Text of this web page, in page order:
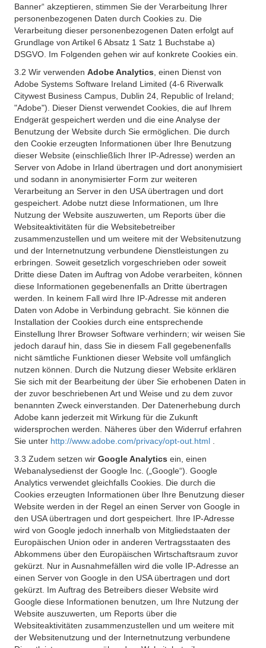
Banner“ akzeptieren, stimmen Sie der Verarbeitung Ihrer
personenbezogenen Daten durch Cookies zu. Die
Verarbeitung dieser personenbezogenen Daten erfolgt auf
Grundlage von Artikel 6 Absatz 1 Satz 1 Buchstabe a)
DSGVO. Im Folgenden gehen wir auf konkrete Cookies ein.
3.2 Wir verwenden Adobe Analytics , einen Dienst von
Adobe Systems Software Ireland Limited (4-6 Riverwalk
Citywest Business Campus, Dublin 24, Republic of Ireland;
"Adobe"). Dieser Dienst verwendet Cookies, die auf Ihrem
Endgerät gespeichert werden und die eine Analyse der
Benutzung der Website durch Sie ermöglichen. Die durch
den Cookie erzeugten Informationen über Ihre Benutzung
dieser Website (einschließlich Ihrer IP-Adresse) werden an
Server von Adobe in Irland übertragen und dort anonymisiert
und sodann in anonymisierter Form zur weiteren
Verarbeitung an Server in den USA übertragen und dort
gespeichert. Adobe nutzt diese Informationen, um Ihre
Nutzung der Website auszuwerten, um Reports über die
Websiteaktivitäten für die Websitebetreiber
zusammenzustellen und um weitere mit der Websitenutzung
und der Internetnutzung verbundene Dienstleistungen zu
erbringen. Soweit gesetzlich vorgeschrieben oder soweit
Dritte diese Daten im Auftrag von Adobe verarbeiten, können
diese Informationen gegebenenfalls an Dritte übertragen
werden. In keinem Fall wird Ihre IP-Adresse mit anderen
Daten von Adobe in Verbindung gebracht. Sie können die
Installation der Cookies durch eine entsprechende
Einstellung Ihrer Browser Software verhindern; wir weisen Sie
jedoch darauf hin, dass Sie in diesem Fall gegebenenfalls
nicht sämtliche Funktionen dieser Website voll umfänglich
nutzen können. Durch die Nutzung dieser Website erklären
Sie sich mit der Bearbeitung der über Sie erhobenen Daten in
der zuvor beschriebenen Art und Weise und zu dem zuvor
benannten Zweck einverstanden. Der Datenerhebung durch
Adobe kann jederzeit mit Wirkung für die Zukunft
widersprochen werden. Näheres über den Widerruf erfahren
Sie unter http://www.adobe.com/privacy/opt-out.html
3.3 Zudem setzen wir Google Analytics ein, einen
Webanalysedienst der Google Inc. („Google“). Google
Analytics verwendet gleichfalls Cookies. Die durch die
Cookies erzeugten Informationen über Ihre Benutzung dieser
Website werden in der Regel an einen Server von Google in
den USA übertragen und dort gespeichert. Ihre IP-Adresse
wird von Google jedoch innerhalb von Mitgliedstaaten der
Europäischen Union oder in anderen Vertragsstaaten des
Abkommens über den Europäischen Wirtschaftsraum zuvor
gekürzt. Nur in Ausnahmefällen wird die volle IP-Adresse an
einen Server von Google in den USA übertragen und dort
gekürzt. Im Auftrag des Betreibers dieser Website wird
Google diese Informationen benutzen, um Ihre Nutzung der
Website auszuwerten, um Reports über die
Websiteaktivitäten zusammenzustellen und um weitere mit
der Websitenutzung und der Internetnutzung verbundene